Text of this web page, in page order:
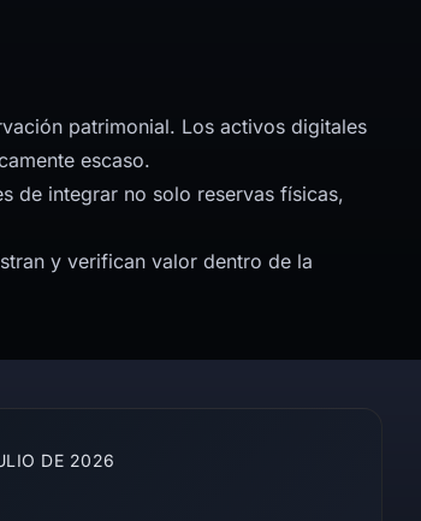
patrimonial. Los activos digitales
escaso.
de integrar no solo reservas físicas,
y verifican valor dentro de la
DE 2026